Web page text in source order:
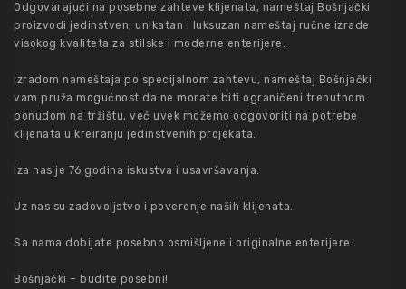
Odgovarajući na posebne zahteve klijenata, nameštaj Bošnjački
proizvodi jedinstven, unikatan i luksuzan nameštaj ručne izrade
visokog kvaliteta za stilske i moderne enterijere.
Izradom nameštaja po specijalnom zahtevu, nameštaj Bošnjački
vam pruža mogućnost da ne morate biti ograničeni trenutnom
ponudom na tržištu, već uvek možemo odgovoriti na potrebe
klijenata u kreiranju jedinstvenih projekata.
Iza nas je 76 godina iskustva i usavršavanja.
Uz nas su zadovoljstvo i poverenje naših klijenata.
Sa nama dobijate posebno osmišljene i originalne enterijere.
Bošnjački – budite posebni!